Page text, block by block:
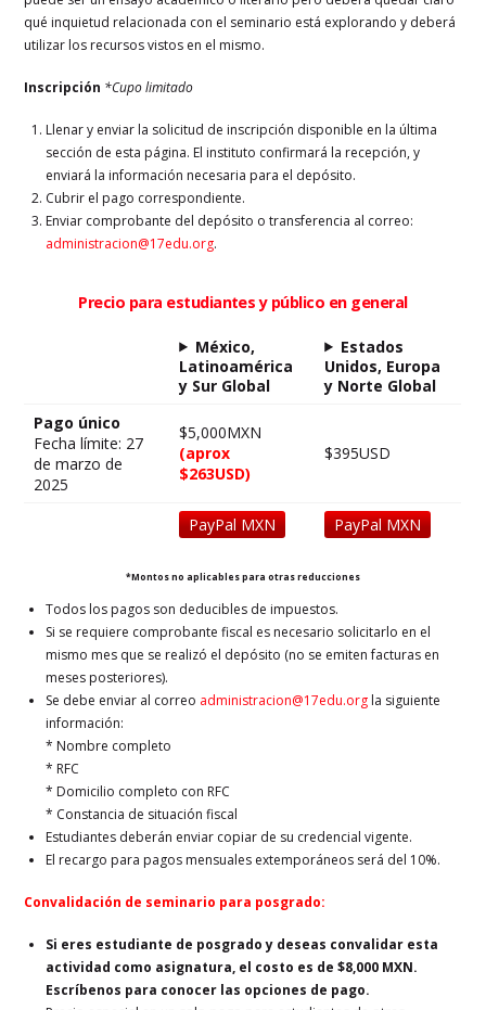
qué inquietud relacionada con el seminario está explorando y deberá
utilizar los recursos vistos en el mismo.
Inscripción *Cupo limitado
Llenar y enviar la solicitud de inscripción disponible en la última
sección de esta página. El instituto confirmará la recepción, y
enviará la información necesaria para el depósito.
Cubrir el pago correspondiente.
Enviar comprobante del depósito o transferencia al correo:
administracion@17edu.org.
Precio para estudiantes y público en general
México,
Latinoamérica
y Sur Global
Estados
Unidos, Europa
y Norte Global
Pago único
Fecha límite: 27
de marzo de
2025
$5,000MXN
(aprox
$263USD)
$395USD
PayPal MXN PayPal MXN
*Montos no aplicables para otras reducciones
Todos los pagos son deducibles de impuestos.
Si se requiere comprobante fiscal es necesario solicitarlo en el
mismo mes que se realizó el depósito (no se emiten facturas en
meses posteriores).
Se debe enviar al correo administracion@17edu.org la siguiente
información:
* Nombre completo
* RFC
* Domicilio completo con RFC
* Constancia de situación fiscal
Estudiantes deberán enviar copiar de su credencial vigente.
El recargo para pagos mensuales extemporáneos será del 10%.
Convalidación de seminario para posgrado:
Si eres estudiante de posgrado y deseas convalidar esta
actividad como asignatura, el costo es de $8,000 MXN.
Escríbenos para conocer las opciones de pago.